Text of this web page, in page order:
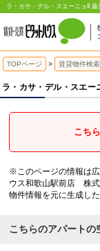
TOPページ 賃貸物件検索
ラ・カサ・デル・スエー
こち
※このページの情報は
ウス和歌山駅前店 株式
物件情報を元に生成した
こちらのアパートの